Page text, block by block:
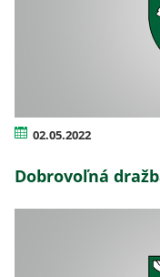
02.05.2022
Dobrovoľná